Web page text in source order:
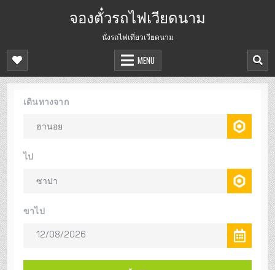
จองตั๋วรถไฟเวียดนาม
นั่งรถไฟเที่ยวเวียดนาม
MENU